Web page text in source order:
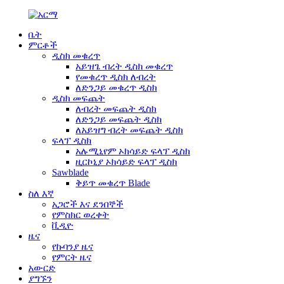
ቤት
ምርቶች
ዲስክ መቁረጥ
አይዝጌ ብረት ዲስክ መቁረጥ
የመቁረጥ ዲስክ ለብረት
ለድንጋይ መቁረጥ ዲስክ
ዲስክ መፍጨት
ለብረት መፍጨት ዲስክ
ለድንጋይ መፍጨት ዲስክ
ለአይዝግ ብረት መፍጨት ዲስክ
ፍላፕ ዲስክ
አሉሚኒየም ኦክሳይድ ፍላፕ ዲስክ
ዚርኮኒያ ኦክሳይድ ፍላፕ ዲስክ
Sawblade
ቅይጥ መቁረጥ Blade
ስለ እኛ
አጋሮች እና ደንበኞች
የምስክር ወረቀት
ቪዲዮ
ዜና
የኩባንያ ዜና
የምርት ዜና
አውርድ
ያግኙን